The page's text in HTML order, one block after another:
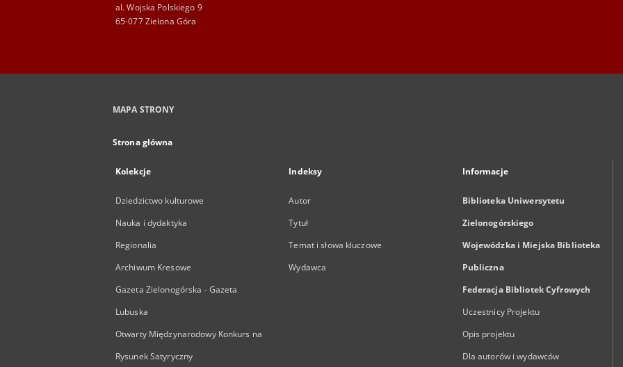
al. Wojska Polskiego 9
65-077 Zielona Góra
MAPA STRONY
Strona główna
Kolekcje
Dziedzictwo kulturowe
Nauka i dydaktyka
Regionalia
Archiwum Kresowe
Gazeta Zielonogórska - Gazeta
Lubuska
Otwarty Międzynarodowy Konkurs na
Rysunek Satyryczny
Indeksy
Autor
Tytuł
Temat i słowa kluczowe
Wydawca
Informacje
Biblioteka Uniwersytetu
Zielonogórskiego
Wojewódzka i Miejska Biblioteka
Publiczna
Federacja Bibliotek Cyfrowych
Uczestnicy Projektu
Opis projektu
Dla autorów i wydawców